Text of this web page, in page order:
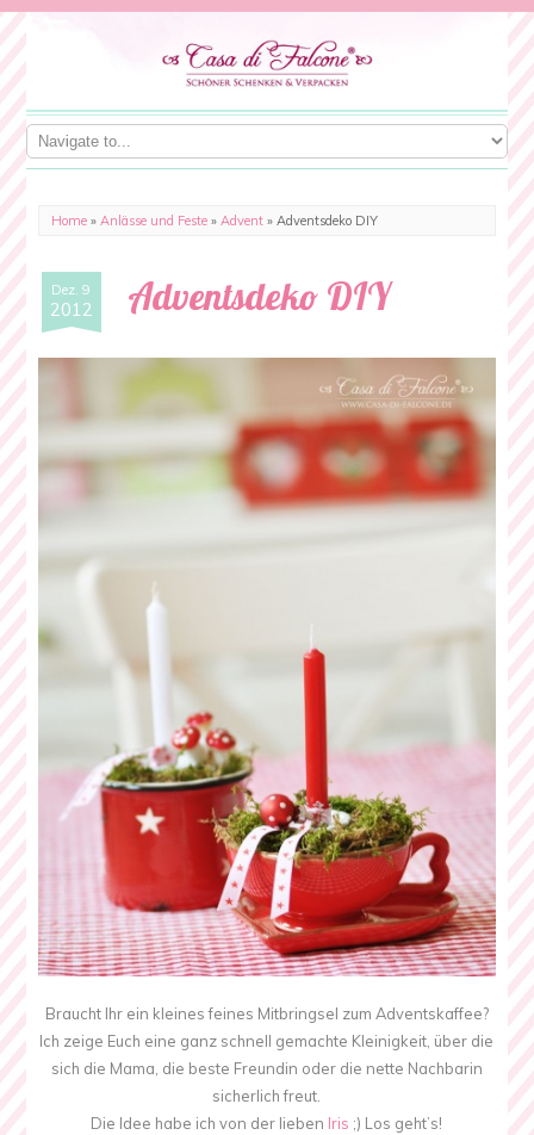
Home »Anlässe und Feste »Advent »Adventsdeko DIY
Dez. 9
2012 Adventsdeko DIY
Braucht Ihr ein kleines feines Mitbringsel zum Adventskaffee?
Ich zeige Euch eine ganz schnell gemachte Kleinigkeit, über die
sich die Mama, die beste Freundin oder die nette Nachbarin
sicherlich freut.
Die Idee habe ich von der lieben Iris ;) Los geht’s!